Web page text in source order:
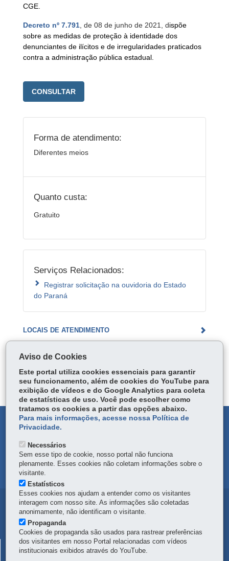
CGE.
Decreto nº 7.791 , de 08 de junho de 2021, dispõe
sobre as medidas de proteção à identidade dos
denunciantes de ilícitos e de irregularidades praticados
contra a administração pública estadual.
CONSULTAR
Forma de atendimento:
Diferentes meios
Quanto custa:
Gratuito
Serviços Relacionados:
Registrar solicitação na ouvidoria do Estado
do Paraná
LOCAIS DE ATENDIMENTO
PERGUNTAS FREQUENTES
DEIXE SUA OPINIÃO
DENUNCIE CORRUPÇÃO
OUVIDORIA
Navegação
principal
SERVIÇO SOCIAL AUTÔNOMO -
PARANAPREVIDÊNCIA
Aviso de Cookies
Este portal utiliza cookies essenciais para garantir
seu funcionamento, além de cookies do YouTube para
exibição de vídeos e do Google Analytics para coleta
de estatísticas de uso. Você pode escolher como
tratamos os cookies a partir das opções abaixo.
Para mais informações, acesse nossa Política de
Privacidade.
Necessários
Sem esse tipo de cookie, nosso portal não funciona
plenamente. Esses cookies não coletam informações sobre o
visitante.
Estatísticos
Esses cookies nos ajudam a entender como os visitantes
interagem com nosso site. As informações são coletadas
anonimamente, não identificam o visitante.
Propaganda
Cookies de propaganda são usados para rastrear preferências
dos visitantes em nosso Portal relacionadas com vídeos
institucionais exibidos através do YouTube.